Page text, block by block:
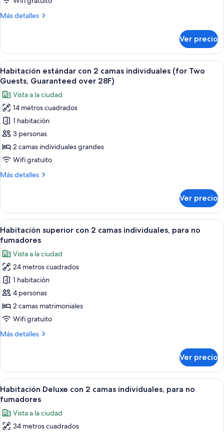
(for
Guaranteed
over
28F)
Más detalles
Más
estándar,
para
no
fumadores
Two
Guests,
Guaranteed
over
28F)
Ver precio
Abrir
todas
las
fotos
de
Habitación
estándar
con
2
individuales
Guests,
Guaranteed
over
28F)
Edredón, escritorio y espacio para
30
Habitación estándar con 2 camas individuales (for Two
Guests, Guaranteed over 28F)
Vista a la ciudad
14 metros cuadrados
1 habitación
3 personas
2 camas individuales grandes
Wifi gratuito
Más detalles
Más
estándar
con
2
camas
(for
Two
Guests,
Guaranteed
over
Ver precio
Abrir
todas
las
fotos
de
Habitación
superior
con
2
individuales,
fumadores
Habitación de hotel con dos camas,
31
Habitación superior con 2 camas individuales, para no
fumadores
Vista a la ciudad
24 metros cuadrados
1 habitación
4 personas
2 camas matrimoniales
Wifi gratuito
Más detalles
Más
superior
con
2
camas
para
no
Ver precio
Abrir
todas
las
fotos
Una habitación de hotel con una
32
Habitación Deluxe con 2 camas individuales, para no
fumadores
Vista a la ciudad
34 metros cuadrados